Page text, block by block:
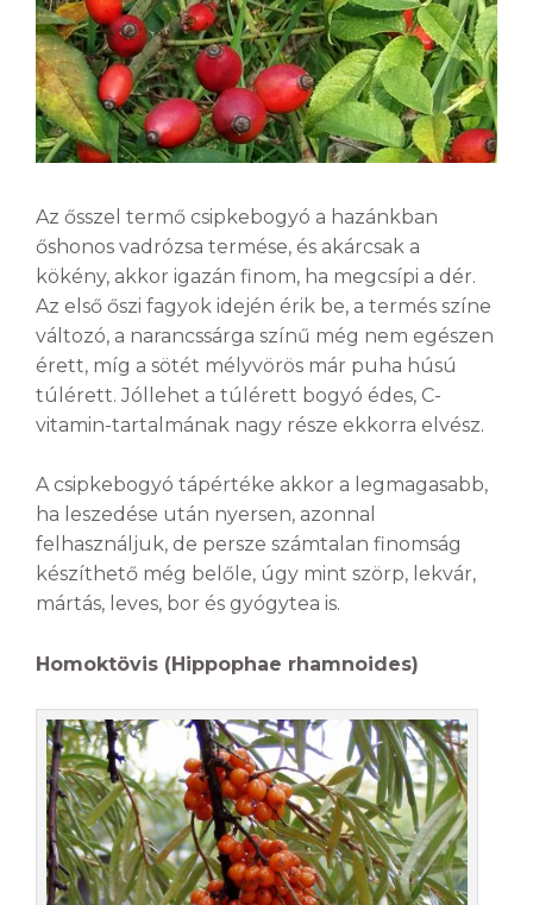
Az ősszel termő csipkebogyó a hazánkban
őshonos vadrózsa termése, és akárcsak a
kökény, akkor igazán finom, ha megcsípi a dér.
Az első őszi fagyok idején érik be, a termés színe
változó, a narancssárga színű még nem egészen
érett, míg a sötét mélyvörös már puha húsú
túlérett. Jóllehet a túlérett bogyó édes, C-
vitamin-tartalmának nagy része ekkorra elvész.
A csipkebogyó tápértéke akkor a legmagasabb,
ha leszedése után nyersen, azonnal
felhasználjuk, de persze számtalan finomság
készíthető még belőle, úgy mint szörp, lekvár,
mártás, leves, bor és gyógytea is.
Homoktövis (Hippophae rhamnoides)